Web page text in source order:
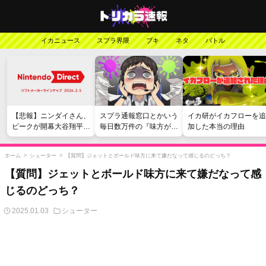
イカニュース スプラ界隈 ブキ ネタ バトル
【悲報】ニンダイさん、
ピークが開幕大谷翔平の
がっかりダイレクトだっ
たと言われてしまう
スプラ通報窓口とかいう
毎日数万件の『味方が弱
い』愚痴を読まされる苦
行
イカ研がイカフローを追
加した本当の理由
ホーム > シューター > 【質問】ジェットとボールド味方に来て嫌だなって感じるのどっち？
【質問】ジェットとボールド味方に来て嫌だなって感
じるのどっち？
2025.01.03 シューター